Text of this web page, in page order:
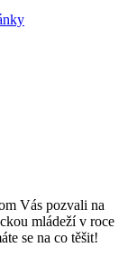
Vás pozvali na
mládeží v roce
se na co těšit!